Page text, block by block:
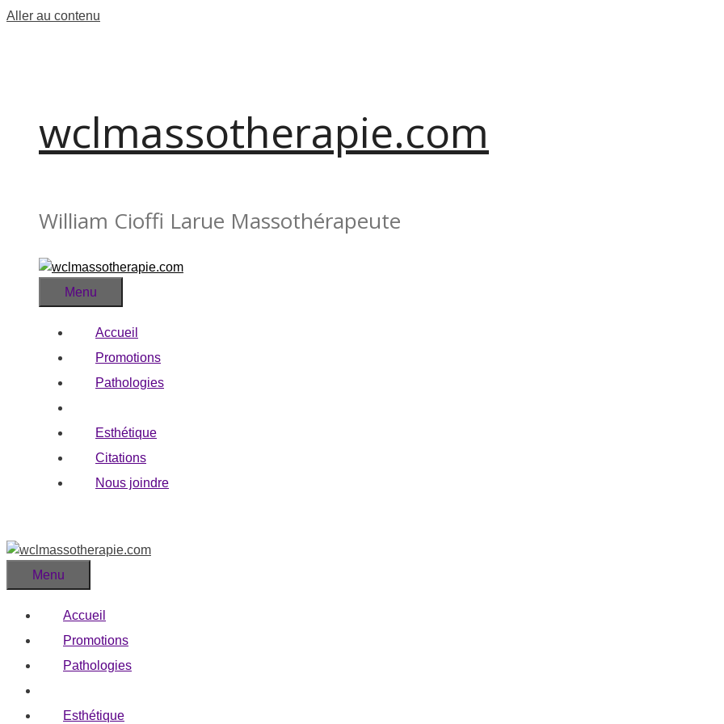
Aller au contenu
wclmassotherapie.com
William Cioffi Larue Massothérapeute
Menu
Accueil
Promotions
Pathologies
Esthétique
Citations
Nous joindre
Menu
Accueil
Promotions
Pathologies
Esthétique